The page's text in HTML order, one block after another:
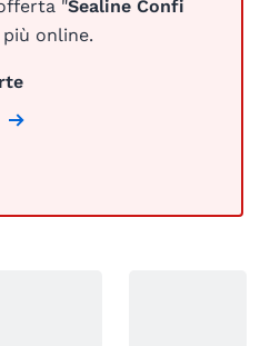
"Sealine Confi
online.